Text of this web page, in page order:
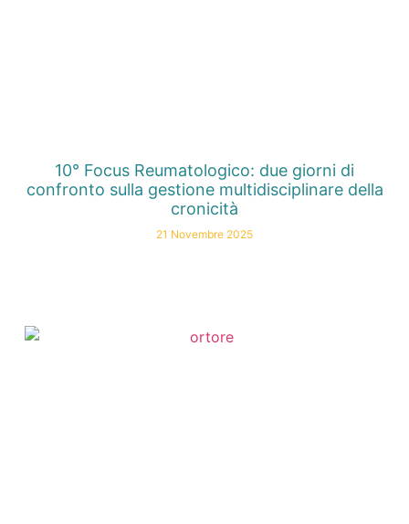
10° Focus Reumatologico: due giorni di
confronto sulla gestione multidisciplinare della
cronicità
21 Novembre 2025